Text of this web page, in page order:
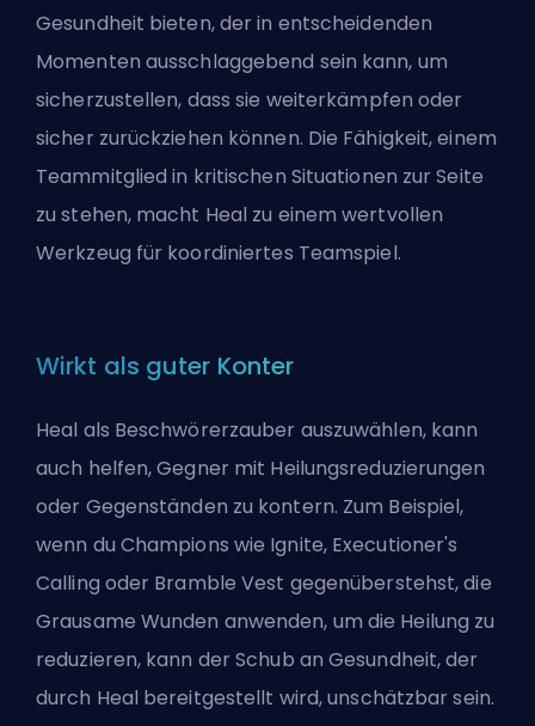
Gesundheit bieten, der in entscheidenden
Momenten ausschlaggebend sein kann, um
sicherzustellen, dass sie weiterkämpfen oder
sicher zurückziehen können. Die Fähigkeit, einem
Teammitglied in kritischen Situationen zur Seite
zu stehen, macht Heal zu einem wertvollen
Werkzeug für koordiniertes Teamspiel.
Wirkt als guter Konter
Heal als Beschwörerzauber auszuwählen, kann
auch helfen, Gegner mit Heilungsreduzierungen
oder Gegenständen zu kontern. Zum Beispiel,
wenn du Champions wie Ignite, Executioner's
Calling oder Bramble Vest gegenüberstehst, die
Grausame Wunden anwenden, um die Heilung zu
reduzieren, kann der Schub an Gesundheit, der
durch Heal bereitgestellt wird, unschätzbar sein.